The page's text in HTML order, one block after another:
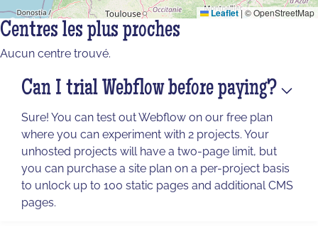
Leaflet | © OpenStreetMap
Centres les plus proches
Aucun centre trouvé.
Can I trial Webflow before paying?
Sure! You can test out Webflow on our free plan
where you can experiment with 2 projects. Your
unhosted projects will have a two-page limit, but
you can purchase a site plan on a per-project basis
to unlock up to 100 static pages and additional CMS
pages.